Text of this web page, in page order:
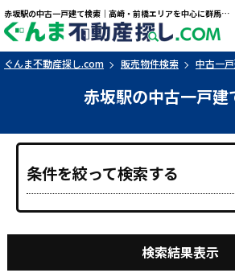
赤坂駅の中古一戸建て検索｜高崎・前橋エリアを中心に群馬県の戸建て・マンションを探すなら「ぐんま不動産探し.com」
ぐんま不動産探し.com 販売物件検索 中古一
赤坂駅の中古一戸建
条件を絞って検索する
検索結果表示